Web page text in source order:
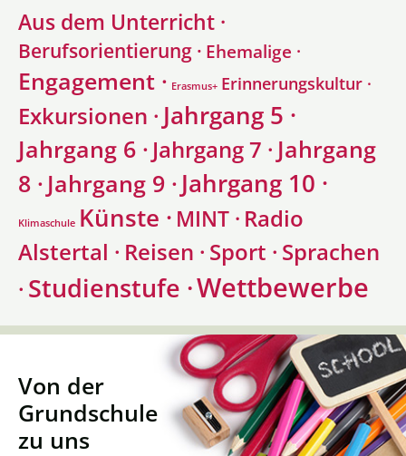
Aus dem Unterricht ·
Berufsorientierung · Ehemalige ·
Engagement · Erasmus+ Erinnerungskultur ·
Exkursionen · Jahrgang 5 ·
Jahrgang 6 · Jahrgang 7 · Jahrgang
8 · Jahrgang 9 · Jahrgang 10 ·
Klimaschule Künste · MINT · Radio
Alstertal · Reisen · Sport · Sprachen
· Studienstufe ·Wettbewerbe
Von der
Grundschule
zu uns